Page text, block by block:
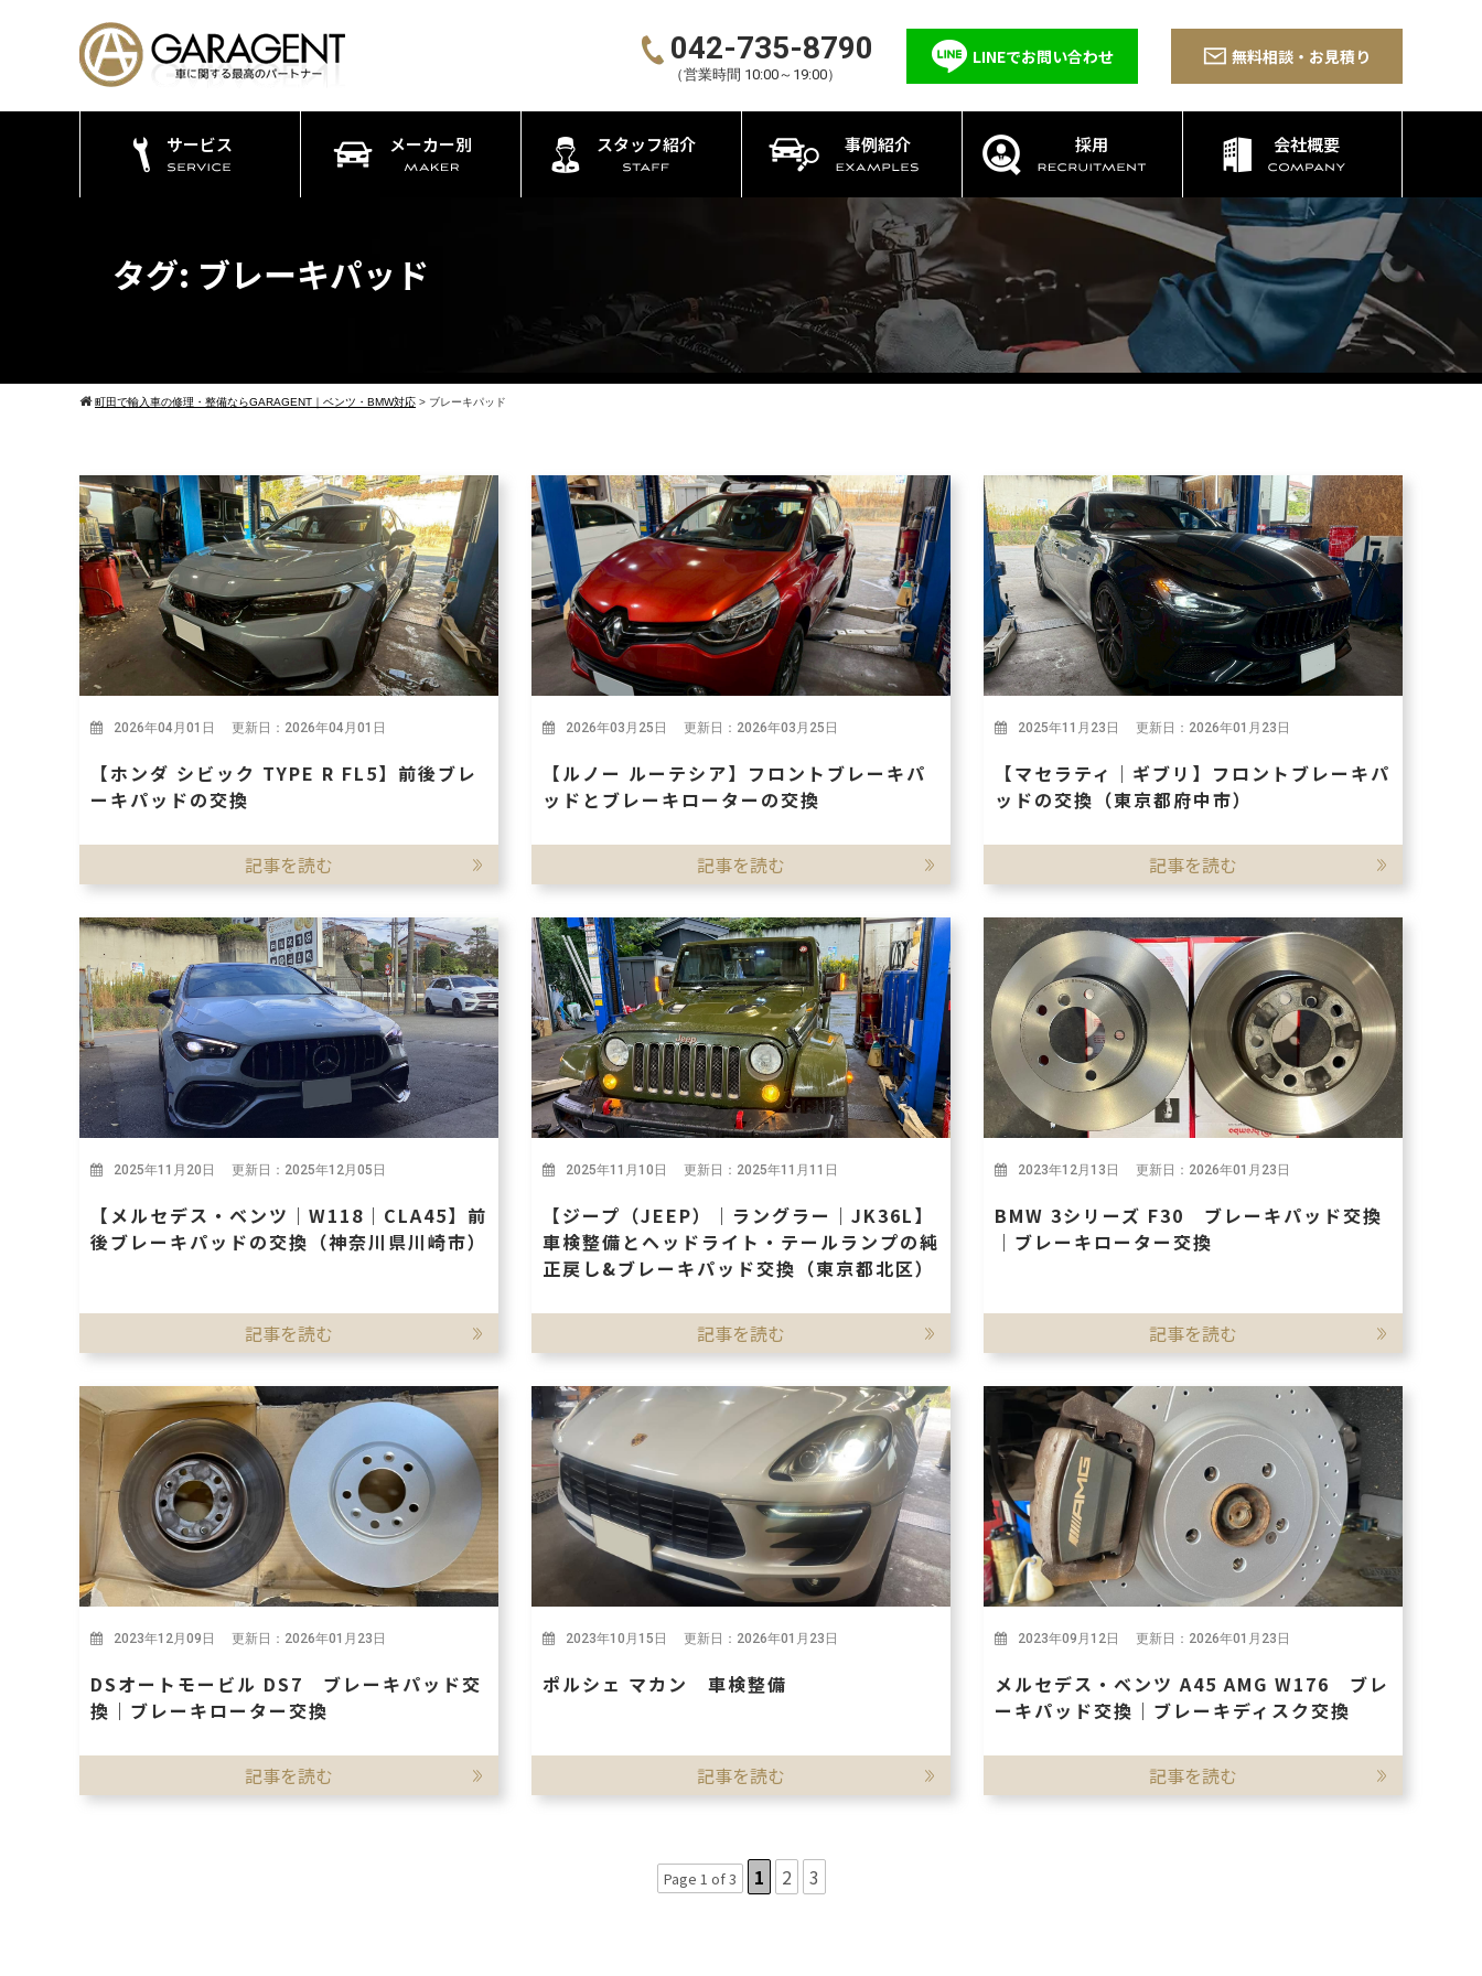
042-735-8790
（営業時間 10:00～19:00）
LINEでお問い合わせ 無料相談・お見積り
サービス メーカー別 スタッフ紹介 事例紹介 採用 会社概要
タグ: ブレーキパッド
町田で輸入車の修理・整備ならGARAGENT｜ベンツ・BMW対応 > ブレーキパッド
2026年04月01日 更新日：2026年04月01日
【ホンダ シビック TYPE R FL5】前後ブレ
ーキパッドの交換
記事を読む
2026年03月25日 更新日：2026年03月25日
【ルノー ルーテシア】フロントブレーキパ
ッドとブレーキローターの交換
記事を読む
2025年11月23日 更新日：2026年01月23日
【マセラティ｜ギブリ】フロントブレーキパ
ッドの交換（東京都府中市）
記事を読む
2025年11月20日 更新日：2025年12月05日
【メルセデス・ベンツ｜W118｜CLA45】前
後ブレーキパッドの交換（神奈川県川崎市）
記事を読む
2025年11月10日 更新日：2025年11月11日
【ジープ（JEEP）｜ラングラー｜JK36L】
車検整備とヘッドライト・テールランプの純
正戻し&ブレーキパッド交換（東京都北区）
記事を読む
2023年12月13日 更新日：2026年01月23日
BMW 3シリーズ F30 ブレーキパッド交換
｜ブレーキローター交換
記事を読む
2023年12月09日 更新日：2026年01月23日
DSオートモービル DS7 ブレーキパッド交
換｜ブレーキローター交換
記事を読む
2023年10月15日 更新日：2026年01月23日
ポルシェ マカン 車検整備
記事を読む
2023年09月12日 更新日：2026年01月23日
メルセデス・ベンツ A45 AMG W176 ブレ
ーキパッド交換｜ブレーキディスク交換
記事を読む
Page 1 of 3 1 2 3